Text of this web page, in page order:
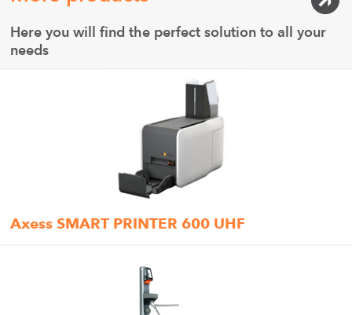
Here you will find the perfect solution to all your
needs
Axess SMART PRINTER 600 UHF